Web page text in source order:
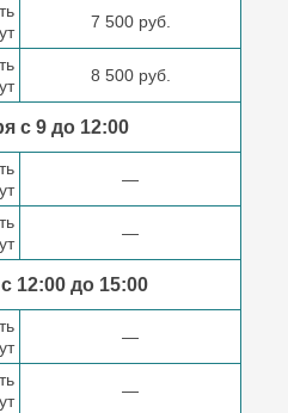
7 500 руб.
8 500 руб.
с 9 до 12:00
—
—
12:00 до 15:00
—
—